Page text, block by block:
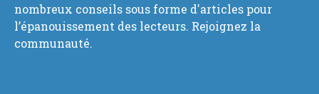
nombreux conseils sous forme d'articles pour
l’épanouissement des lecteurs. Rejoignez la
communauté.